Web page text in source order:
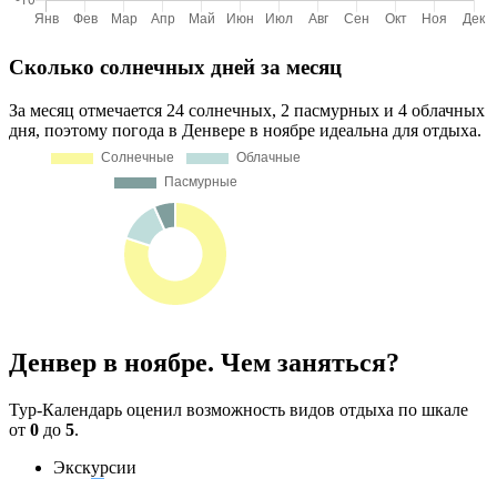
Сколько солнечных дней за месяц
За месяц отмечается 24 солнечных, 2 пасмурных и 4 облачных
дня, поэтому погода в Денвере в ноябре идеальна для отдыха.
Денвер в ноябре. Чем заняться?
Тур-Календарь оценил возможность видов отдыха по шкале
от 0 до 5.
Экскурсии